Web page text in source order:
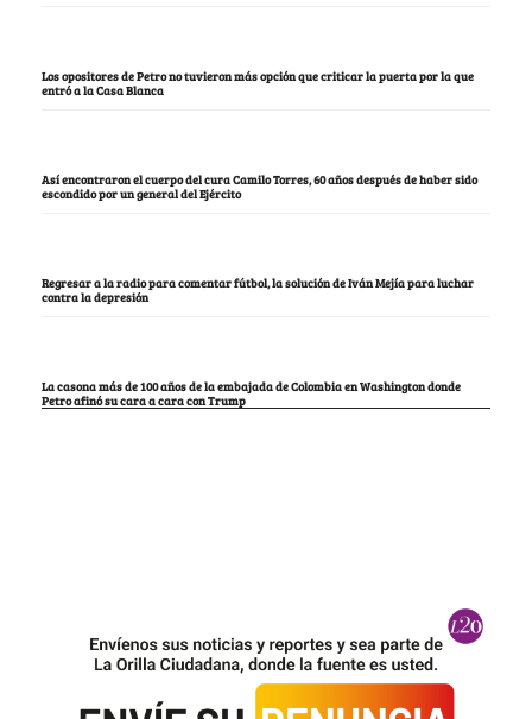
Los opositores de Petro no tuvieron más opción que criticar la puerta por la que
entró a la Casa Blanca
Así encontraron el cuerpo del cura Camilo Torres, 60 años después de haber sido
escondido por un general del Ejército
Regresar a la radio para comentar fútbol, la solución de Iván Mejía para luchar
contra la depresión
La casona más de 100 años de la embajada de Colombia en Washington donde
Petro afinó su cara a cara con Trump